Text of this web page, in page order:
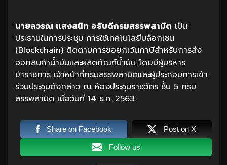
นายลวรณ แสงสนิท อธิบดีกรมสรรพสามิต เป็น
ประธานในการประชุม การใช้เทคโนโลยีบล็อกเชน
(Blockchain) ติดตามการขอยกเว้นภาษีสำหรับการส่ง
ออกสินค้าน้ำมันและผลิตภัณฑ์น้ำมัน โดยมีผู้บริหาร
ข้าราชการ เจ้าหน้าที่กรมสรรพสามิตและผู้ประกอบการเข้า
ร่วมประชุมดังกล่าว ณ ห้องประชุมราชวัตร ชั้น 5 กรม
สรรพสามิต เมื่อวันที่ 14 ธ.ค. 2563.
Share on Facebook Post on X
Follow us